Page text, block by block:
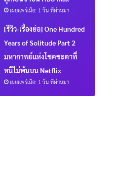
เผยแพร่เมื่อ: 1 วัน ที่ผ่านมา
[รีวิว-เรื่องย่อ] One Hundred
Years of Solitude Part 2
มหากาพย์แห่งโชคชะตาที่
หนีไม่พ้นบน Netflix
เผยแพร่เมื่อ: 1 วัน ที่ผ่านมา